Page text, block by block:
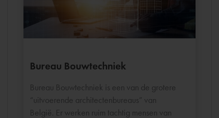
Bureau Bouwtechniek
Bureau Bouwtechniek is een van de grotere
“uitvoerende architectenbureaus” van
België. Er werken ruim tachtig mensen van